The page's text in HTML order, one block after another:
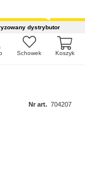
dystrybutor
Koszyk
Schowek
Nr art. 704207